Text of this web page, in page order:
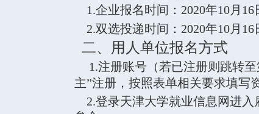
1.企业报名时间：2020年10月16
2.双选投递时间：2020年10月16
二、用人单位报名方式
1.注册账号（若已注册则跳转至
主”注册，按照表单相关要求填写
2.登录天津大学就业信息网进入